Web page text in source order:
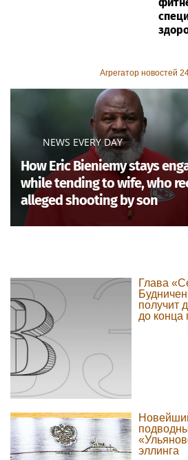
Агрегатор новостей
NEWS EVERY DAY
How Eric Bieniemy stays
while tending to wife, who
alleged shooting by son
Глава
получит
до конца
эллинга